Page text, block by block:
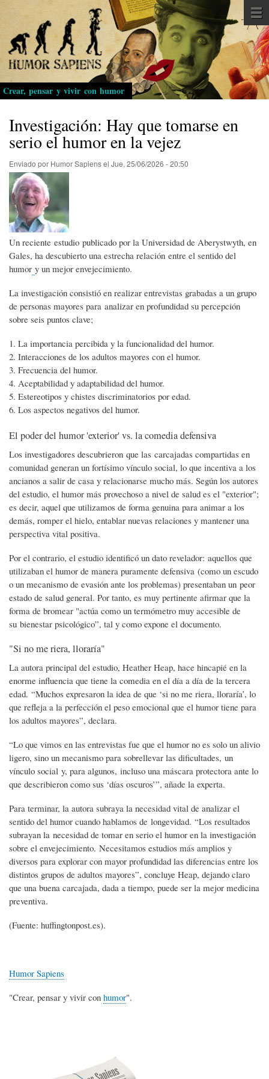
Pasar
al
contenido
principal
Crear, pensar y vivir con humor
Investigación: Hay que tomarse en
serio el humor en la vejez
Enviado por Humor Sapiensel Jue, 25/06/2026 - 20:50
Un reciente estudio publicado por la Universidad de Aberystwyth, en
Gales, ha descubierto una estrecha relación entre el sentido del
humor y un mejor envejecimiento.
La investigación consistió en realizar entrevistas grabadas a un grupo
de personas mayores para analizar en profundidad su percepción
sobre seis puntos clave;
La importancia percibida y la funcionalidad del humor.
Interacciones de los adultos mayores con el humor.
Frecuencia del humor.
Aceptabilidad y adaptabilidad del humor.
Estereotipos y chistes discriminatorios por edad.
Los aspectos negativos del humor.
El poder del humor 'exterior' vs. la comedia defensiva
Los investigadores descubrieron que las carcajadas compartidas en
comunidad generan un fortísimo vínculo social, lo que incentiva a los
ancianos a salir de casa y relacionarse mucho más. Según los autores
del estudio, el humor más provechoso a nivel de salud es el "exterior";
es decir, aquel que utilizamos de forma genuina para animar a los
demás, romper el hielo, entablar nuevas relaciones y mantener una
perspectiva vital positiva.
Por el contrario, el estudio identificó un dato revelador: aquellos que
utilizaban el humor de manera puramente defensiva (como un escudo
o un mecanismo de evasión ante los problemas) presentaban un peor
estado de salud general. Por tanto, es muy pertinente afirmar que la
forma de bromear "actúa como un termómetro muy accesible de
su bienestar psicológico”, tal y como expone el documento.
"Si no me riera, lloraría"
La autora principal del estudio, Heather Heap, hace hincapié en la
enorme influencia que tiene la comedia en el día a día de la tercera
edad. “Muchos expresaron la idea de que ‘si no me riera, lloraría’, lo
que refleja a la perfección el peso emocional que el humor tiene para
los adultos mayores”, declara.
“Lo que vimos en las entrevistas fue que el humor no es solo un alivio
ligero, sino un mecanismo para sobrellevar las dificultades, un
vínculo social y, para algunos, incluso una máscara protectora ante lo
que describieron como sus ‘días oscuros’”, añade la experta.
Para terminar, la autora subraya la necesidad vital de analizar el
sentido del humor cuando hablamos de longevidad. “Los resultados
subrayan la necesidad de tomar en serio el humor en la investigación
sobre el envejecimiento. Necesitamos estudios más amplios y
diversos para explorar con mayor profundidad las diferencias entre los
distintos grupos de adultos mayores”, concluye Heap, dejando claro
que una buena carcajada, dada a tiempo, puede ser la mejor medicina
preventiva.
(Fuente: huffingtonpost.es).
Humor Sapiens
"Crear, pensar y vivir con humor".